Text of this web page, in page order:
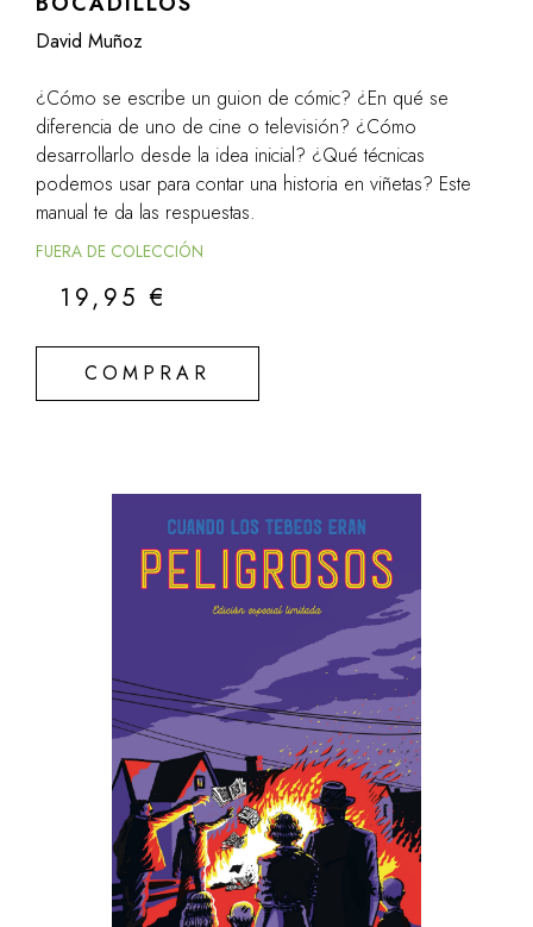
David Muñoz
¿Cómo se escribe un guion de cómic? ¿En qué se
diferencia de uno de cine o televisión? ¿Cómo
desarrollarlo desde la idea inicial? ¿Qué técnicas
podemos usar para contar una historia en viñetas? Este
manual te da las respuestas.
FUERA DE COLECCIÓN
19,95€
COMPRAR